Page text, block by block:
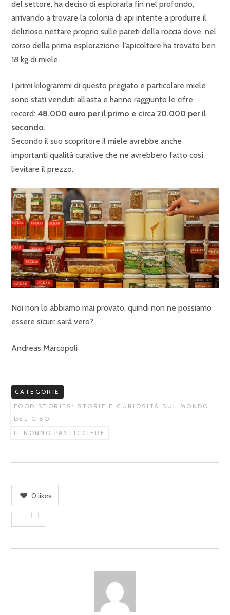
del settore, ha deciso di esplorarla fin nel profondo,
arrivando a trovare la colonia di api intente a produrre il
delizioso nettare proprio sulle pareti della roccia dove, nel
corso della prima esplorazione, l’apicoltore ha trovato ben
18 kg di miele.
I primi kilogrammi di questo pregiato e particolare miele
sono stati venduti all’asta e hanno raggiunto le cifre
record: 48.000 euro per il primo e circa 20.000 per il
secondo.
Secondo il suo scopritore il miele avrebbe anche
importanti qualità curative che ne avrebbero fatto così
lievitare il prezzo.
Noi non lo abbiamo mai provato, quindi non ne possiamo
essere sicuri: sarà vero?
Andreas Marcopoli
CATEGORIE
FOOD STORIES: STORIE E CURIOSITÀ SUL MONDO
DEL CIBO
IL NONNO PASTICCIERE
0 likes